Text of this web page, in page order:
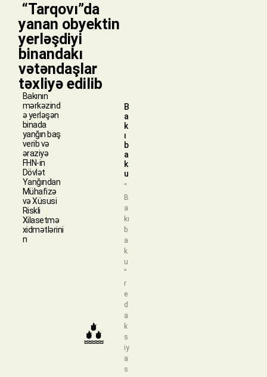
​ “Tarqovı”da
yanan obyektin
yerləşdiyi
binandakı
vətəndaşlar
təxliyə edilib
Bakının
mərkəzind
ə yerləşən
binada
yanğın baş
verib və
əraziyə
FHN-in
Dövlət
Yanğından
Mühafizə
və Xüsusi
Riskli
Xilasetmə
xidmətlərini
n
B
a
k
ı
b
a
k
u
“
B
a
kı
b
a
k
u
”
r
e
d
a
k
s
iy
a
s